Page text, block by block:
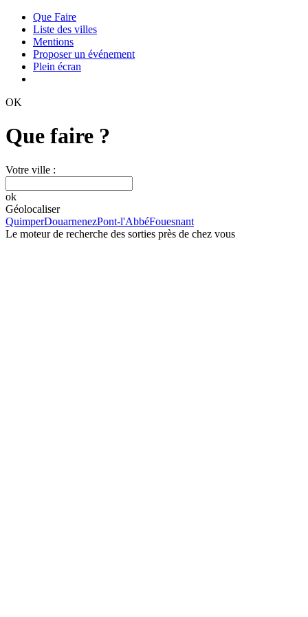
Que Faire
Liste des villes
Mentions
Proposer un événement
Plein écran
OK
Que faire ?
Votre ville :
ok
Géolocaliser
QuimperDouarnenezPont-l'AbbéFouesnant
Le moteur de recherche des sorties près de chez vous